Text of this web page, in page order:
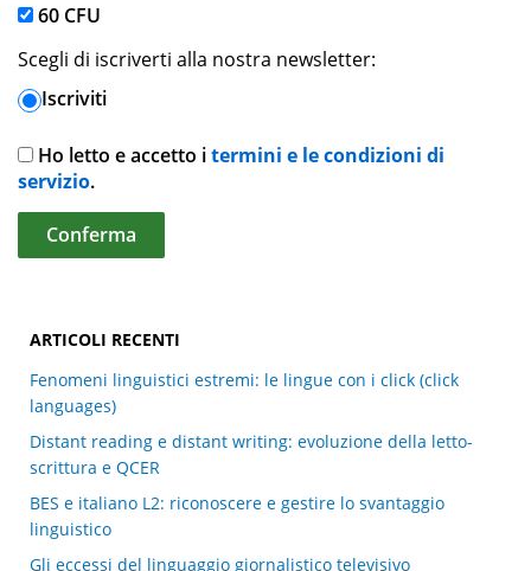
60 CFU
Scegli di iscriverti alla nostra newsletter:
Iscriviti
Ho letto e accetto itermini e le condizioni di
servizio.
ARTICOLI RECENTI
Fenomeni linguistici estremi: le lingue con i click (click
languages)
Distant reading e distant writing: evoluzione della letto-
scrittura e QCER
BES e italiano L2: riconoscere e gestire lo svantaggio
linguistico
Gli eccessi del linguaggio giornalistico televisivo